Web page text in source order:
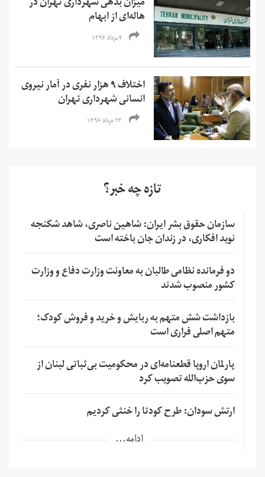
هاله‌ای از ابهام
۴ مرداد ۱۳۹۶
اختلاف ۹ هزار نفری در آمار نیروی
انسانی شهرداری تهران
۲۳ خرداد ۱۳۹۶
تازه چه خبر؟
سازمان حقوق بشر ایران: شاهین ناصری، شاهد شکنجه
نوید افکاری، در زندان جان باخته است
دو فرمانده نظامی طالبان به معاونت وزارت دفاع و وزارت
کشور منصوب شدند
بازداشت شش متهم به ربایش و خرید و فروش کودک؛
متهم اصلی فراری است
پارلمان اروپا قطعنامه‌ای در محکومیت بی‌ثباتی لبنان از
سوی حزب‌الله تصویب کرد
ارتش سودان: طرح کودتا را خنثی کردیم
ادامه...